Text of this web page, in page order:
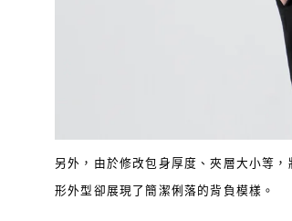
另外，由於修改包身厚度、夾層大小等
形外型卻展現了簡潔俐落的背負模樣。